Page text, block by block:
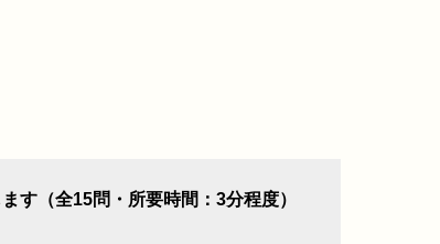
す（全15問・所要時間：3分程度）